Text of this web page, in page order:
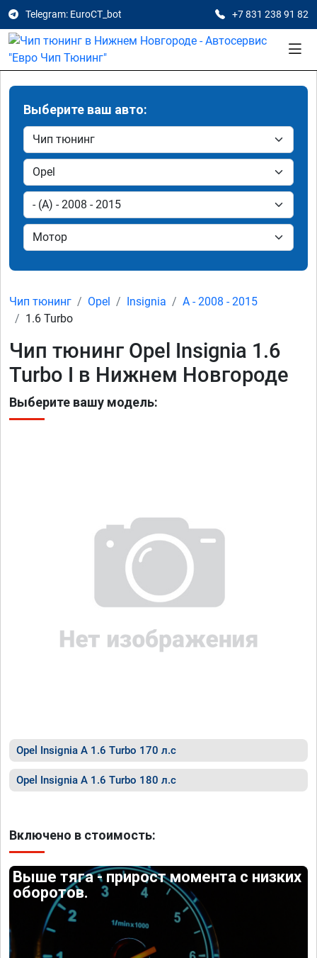
Telegram: EuroCT_bot +7 831 238 91 82
Выберите ваш авто:
Чип тюнинг Opel Insignia
A - 2008 - 2015
1.6 Turbo
Чип тюнинг Opel Insignia 1.6
Turbo I в Нижнем Новгороде
Выберите вашу модель:
Opel Insignia A 1.6 Turbo 170 л.с
Opel Insignia A 1.6 Turbo 180 л.с
Включено в стоимость:
Выше тяга - прирост момента с низких
оборотов.